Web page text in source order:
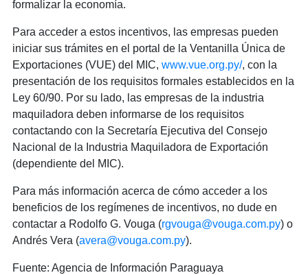
formalizar la economía.
Para acceder a estos incentivos, las empresas pueden
iniciar sus trámites en el portal de la Ventanilla Única de
Exportaciones (VUE) del MIC, www.vue.org.py/, con la
presentación de los requisitos formales establecidos en la
Ley 60/90. Por su lado, las empresas de la industria
maquiladora deben informarse de los requisitos
contactando con la Secretaría Ejecutiva del Consejo
Nacional de la Industria Maquiladora de Exportación
(dependiente del MIC).
Para más información acerca de cómo acceder a los
beneficios de los regímenes de incentivos, no dude en
contactar a Rodolfo G. Vouga (rgvouga@vouga.com.py) o
Andrés Vera (avera@vouga.com.py).
Fuente: Agencia de Información Paraguaya